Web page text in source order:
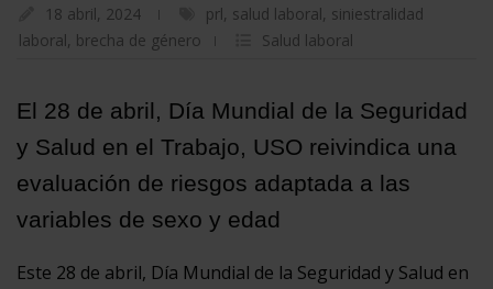
18 abril, 2024 prl, salud laboral, siniestralidad
laboral, brecha de género Salud laboral
El 28 de abril, Día Mundial de la Seguridad
y Salud en el Trabajo, USO reivindica una
evaluación de riesgos adaptada a las
variables de sexo y edad
Este 28 de abril, Día Mundial de la Seguridad y Salud en